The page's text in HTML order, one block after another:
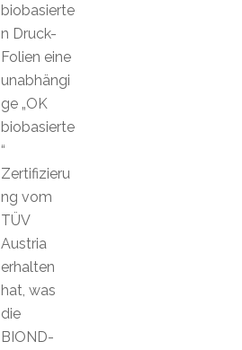
biobasierte
n Druck-
Folien eine
unabhängi
ge „OK
biobasierte
“
Zertifizieru
ng vom
TÜV
Austria
erhalten
hat, was
die
BIOND-